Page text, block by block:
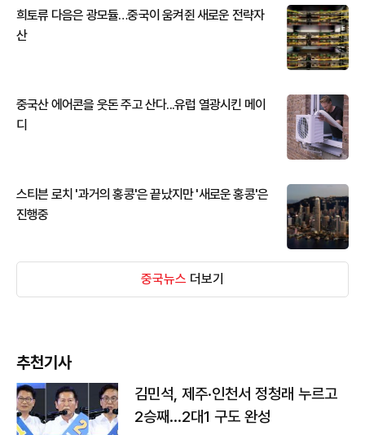
희토류 다음은 광모듈…중국이 움켜쥔 새로운 전략자
산
중국산 에어콘을 웃돈 주고 산다...유럽 열광시킨 메이
디
스티븐 로치 '과거의 홍콩'은 끝났지만 '새로운 홍콩'은
진행중
중국뉴스 더보기
추천기사
김민석, 제주·인천서 정청래 누르고
2승째…2대1 구도 완성